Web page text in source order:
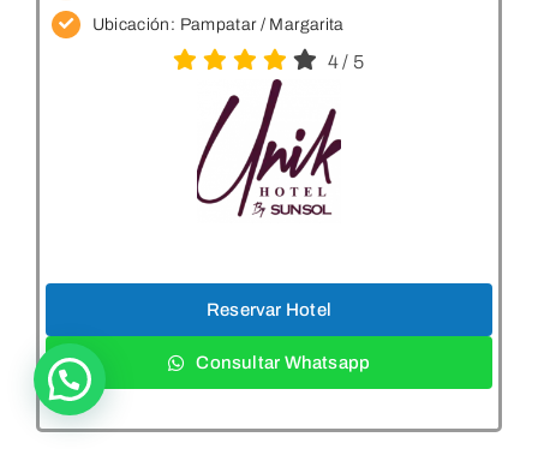
Ubicación: Pampatar / Margarita
4/ 5
Reservar Hotel
Consultar Whatsapp